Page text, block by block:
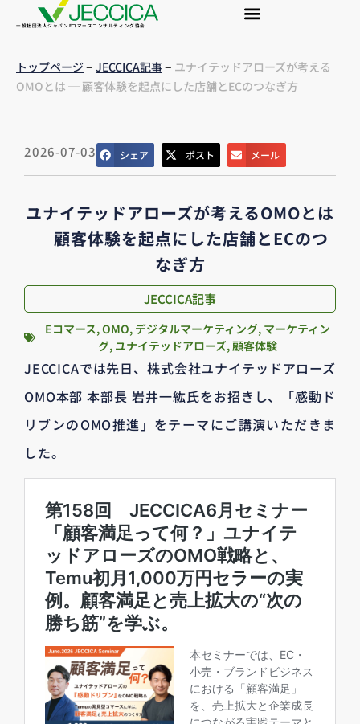
一般社団法人ジャパンEコマースコンサルティング協会
トップページ– JECCICA記事– ユナイテッドアローズが考える
OMOとは ─ 顧客体験を起点にした店舗とECのつなぎ方
2026-07-03 シェア ポスト メール
ユナイテッドアローズが考えるOMOとは
─ 顧客体験を起点にした店舗とECのつ
なぎ方
JECCICA記事
Eコマース,OMO, デジタルマーケティング, マーケティン
グ, ユナイテッドアローズ,顧客体験
JECCICAでは先日、株式会社ユナイテッドアローズ
OMO本部 本部長 岩井一紘氏をお招きし、「感動ド
リブンのOMO推進」をテーマにご講演いただきま
した。